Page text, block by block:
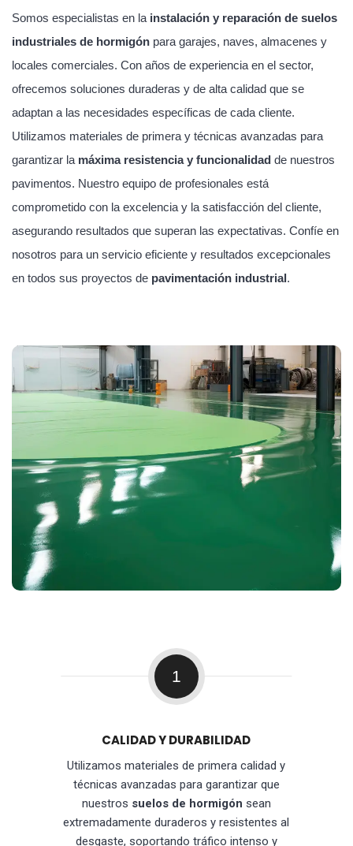
Somos especialistas en la instalación y reparación de suelos
industriales de hormigón para garajes, naves, almacenes y
locales comerciales. Con años de experiencia en el sector,
ofrecemos soluciones duraderas y de alta calidad que se
adaptan a las necesidades específicas de cada cliente.
Utilizamos materiales de primera y técnicas avanzadas para
garantizar la máxima resistencia y funcionalidad de nuestros
pavimentos. Nuestro equipo de profesionales está
comprometido con la excelencia y la satisfacción del cliente,
asegurando resultados que superan las expectativas. Confíe en
nosotros para un servicio eficiente y resultados excepcionales
en todos sus proyectos de pavimentación industrial.
1
CALIDAD Y DURABILIDAD
Utilizamos materiales de primera calidad y
técnicas avanzadas para garantizar que
nuestros suelos de hormigón sean
extremadamente duraderos y resistentes al
desgaste, soportando tráfico intenso y